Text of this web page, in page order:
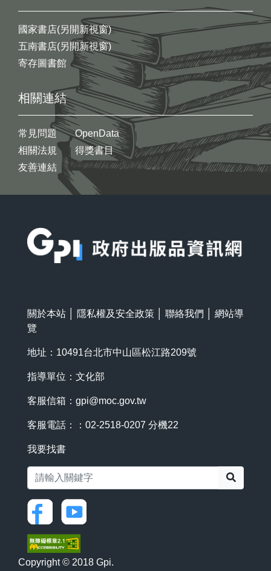
國家書店(另開新視窗)
五南書店(另開新視窗)
寄存圖書館
相關連結
常見問題
相關法規
友善連結
OpenData
得獎書目
關於本站 隱私權及安全政策 聯絡我們
網站導
覽
地址：10491台北市中山區松江路209號
指導單位：文化部
客服信箱： gpi@moc.gov.tw
客服電話：：02-2518-0207 分機22
我要找書
Copyright © 2018 Gpi.